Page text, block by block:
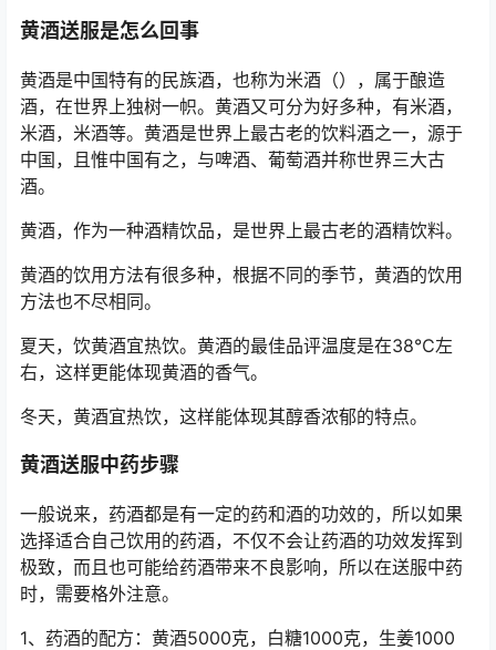
黄酒送服是怎么回事
黄酒是中国特有的民族酒，也称为米酒（），属于酿造
酒，在世界上独树一帜。黄酒又可分为好多种，有米酒，
米酒，米酒等。黄酒是世界上最古老的饮料酒之一，源于
中国，且惟中国有之，与啤酒、葡萄酒并称世界三大古
酒。
黄酒，作为一种酒精饮品，是世界上最古老的酒精饮料。
黄酒的饮用方法有很多种，根据不同的季节，黄酒的饮用
方法也不尽相同。
夏天，饮黄酒宜热饮。黄酒的最佳品评温度是在38℃左
右，这样更能体现黄酒的香气。
冬天，黄酒宜热饮，这样能体现其醇香浓郁的特点。
黄酒送服中药步骤
一般说来，药酒都是有一定的药和酒的功效的，所以如果
选择适合自己饮用的药酒，不仅不会让药酒的功效发挥到
极致，而且也可能给药酒带来不良影响，所以在送服中药
时，需要格外注意。
1、药酒的配方：黄酒5000克，白糖1000克，生姜1000